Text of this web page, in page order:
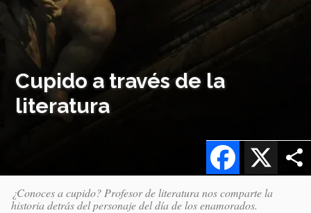
Cupido a través de la
literatura
X
Facebook
¿Conoces a cupido? Profesor de literatura nos comparte la
historia detrás del personaje del día de los enamorados.